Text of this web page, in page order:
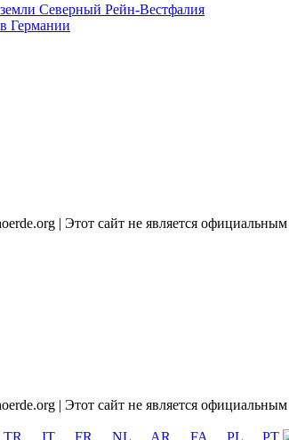
Северный Рейн-Вестфалия
Германии
| Этот сайт не является
| Этот сайт не является
TR IT FR NL AR FA PL PT